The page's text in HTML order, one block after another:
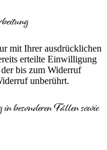
mit Ihrer ausdrücklichen
erteilte Einwilligung
bis zum Widerruf
unberührt.
besonderen Fällen sowie